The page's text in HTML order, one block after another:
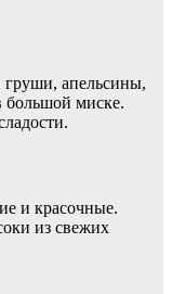
груши, апельсины,
большой миске.
и красочные.
из свежих